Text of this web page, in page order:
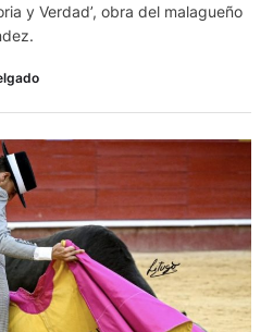
y Verdad’, obra del malagueño